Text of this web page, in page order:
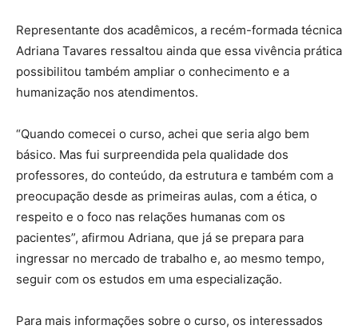
Representante dos acadêmicos, a recém-formada técnica
Adriana Tavares ressaltou ainda que essa vivência prática
possibilitou também ampliar o conhecimento e a
humanização nos atendimentos.
“Quando comecei o curso, achei que seria algo bem
básico. Mas fui surpreendida pela qualidade dos
professores, do conteúdo, da estrutura e também com a
preocupação desde as primeiras aulas, com a ética, o
respeito e o foco nas relações humanas com os
pacientes”, afirmou Adriana, que já se prepara para
ingressar no mercado de trabalho e, ao mesmo tempo,
seguir com os estudos em uma especialização.
Para mais informações sobre o curso, os interessados